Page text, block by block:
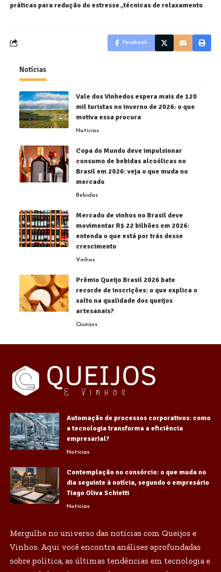
práticas para redução do estresse. técnicas de relaxamento
Facebook
Notícias
Vale dos Vinhedos espera mais de 120
mil turistas no inverno de 2026: o que
motiva essa procura
Notícias
Copa do Mundo deve impulsionar
consumo de bebidas alcoólicas no
Brasil em 2026: veja o que muda no
mercado
Bebidas
Mercado de vinhos no Brasil deve
movimentar R$ 22 bilhões em 2026:
entenda o que está por trás desse
crescimento
Vinhos
Prêmio Queijo Brasil 2026 bate
recorde de inscrições: o que explica o
salto na qualidade dos queijos
artesanais?
Queijos
Automação de processos corporativos: como
a tecnologia transforma a eficiência
empresarial?
Notícias
Contemplação no consórcio: o que muda no
dia seguinte à notícia, segundo o empresário
Tiago Oliva Schietti
Notícias
Mergulhe no universo das notícias com Queijos e
Vinhos. Aqui você encontra análises aprofundadas
sobre política, as últimas tendências em tecnologia e